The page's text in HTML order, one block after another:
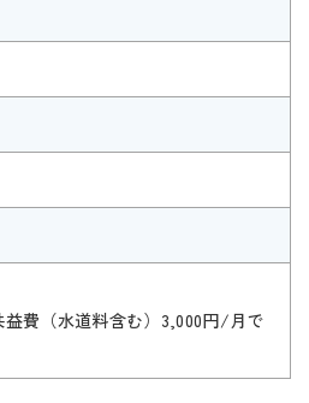
費（水道料含む）3,000円/月で